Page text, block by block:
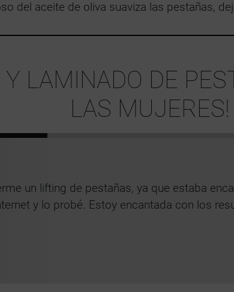
del aceite de oliva suaviza las pestañas,
Y LAMINADO DE
LAS MUJERES!
un lifting de pestañas, ya que estaba
y lo probé. Estoy encantada con los